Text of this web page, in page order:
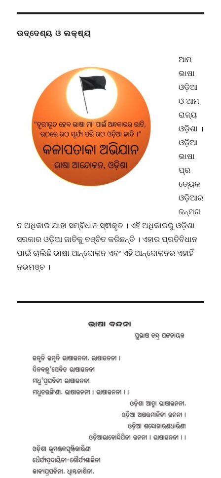
ଓ
ପ୍ରଦ୍ୟୁମ୍ନ
ଉଦ୍ଦେଶ୍ୟ ଓ ଲକ୍ଷ୍ୟ
ଆମ
ଭାଷା
ଓଡ଼ିଆ
ଓ ଆମ
ରାଜ୍ୟ
ଓଡ଼ିଶା ।
ଓଡ଼ିଆ
ଭାଷା
ପ୍ର
ତ୍ୟେକ
ଓଡ଼ିଆର
ଜନ୍ମଗ
ତ ଅଧିକାର ଯାହା ସମ୍ବିଧାନ ସ୍ଵୀକୃତ । ଏହି ଅଧିକାରରୁ ଓଡ଼ିଶା
ସରକାର ଓଡ଼ିଆ ଜାତିକୁ ବଞ୍ଚିତ କରିଛନ୍ତି । ଏହାର ପ୍ରତିବିଧାନ
ପାଇଁ ଚାଲିଛି ଭାଷା ଆନ୍ଦୋଳନ ଏବଂ ଏହି ଆନ୍ଦୋଳନର ଏହାହିଁ
ନଭମଞ୍ଚ ।